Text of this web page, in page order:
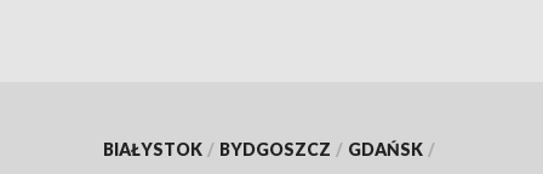
BIAŁYSTOK / BYDGOSZCZ / GDAŃSK /